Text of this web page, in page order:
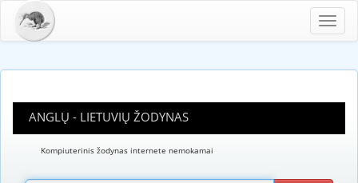
ANGLŲ - LIETUVIŲ ŽODYNAS
Kompiuterinis žodynas internete nemokamai